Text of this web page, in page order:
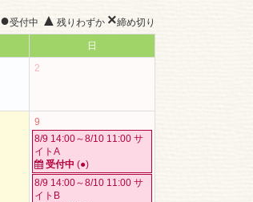
●受付中 ▲ 残りわずか ×締め切り
日
2
9
8/9 14:00～8/10 11:00 サ
イトA
受付中 (●)
8/9 14:00～8/10 11:00 サ
イトB